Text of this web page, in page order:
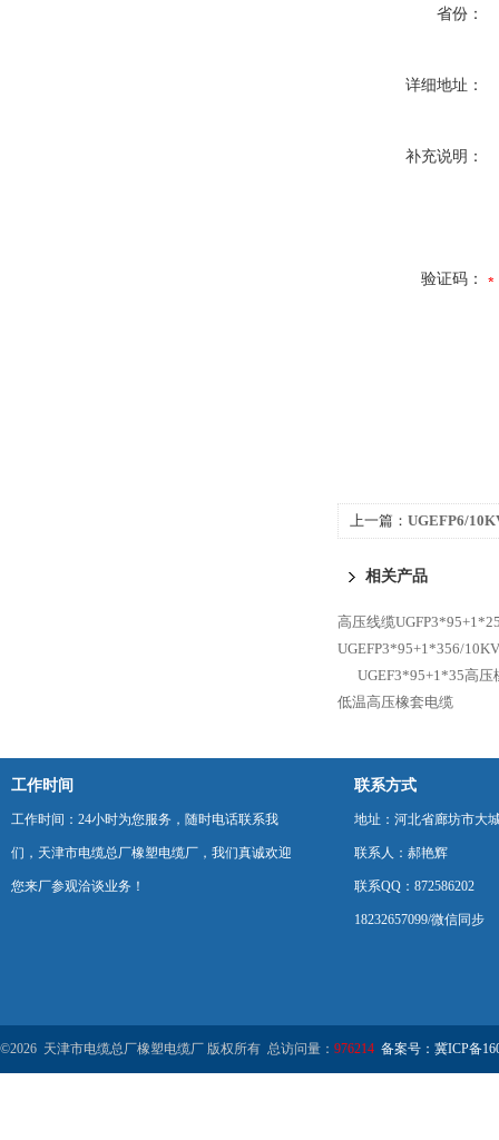
省份：
详细地址：
补充说明：
验证码：
上一篇： UGEFP6/
相关产品
高压线缆
UGEFP3*95+1*356/
UGEF3*95+1*35高压
低温高压橡套电缆
工作时间
工作时间：24小时为您服务，随时电话联系我
们，天津市电缆总厂橡塑电缆厂，我们真诚欢迎
您来厂参观洽谈业务！
联系方式
地址：河北省廊坊市大
联系人：郝艳辉
联系QQ：872586202
18232657099/微信同步
©2026 天津市电缆总厂橡塑电缆厂 版权所有 总访问量： 976214 备案号：冀ICP备